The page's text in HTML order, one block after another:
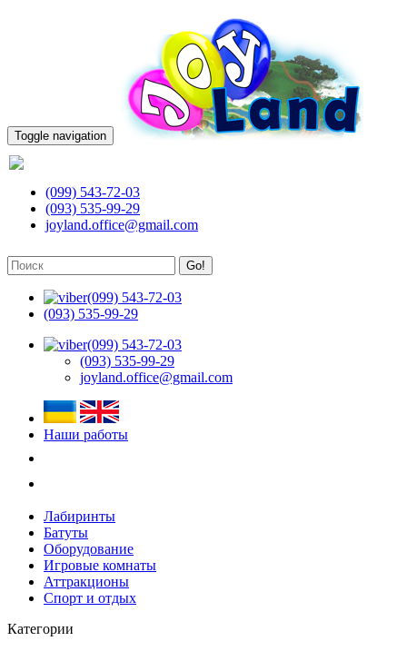
Toggle navigation
(099) 543-72-03
(093) 535-99-29
joyland.office@gmail.com
Go!
(099) 543-72-03
(093) 535-99-29
(099) 543-72-03
(093) 535-99-29
joyland.office@gmail.com
Наши работы
Лабиринты
Батуты
Оборудование
Игровые комнаты
Аттракционы
Спорт и отдых
Категории